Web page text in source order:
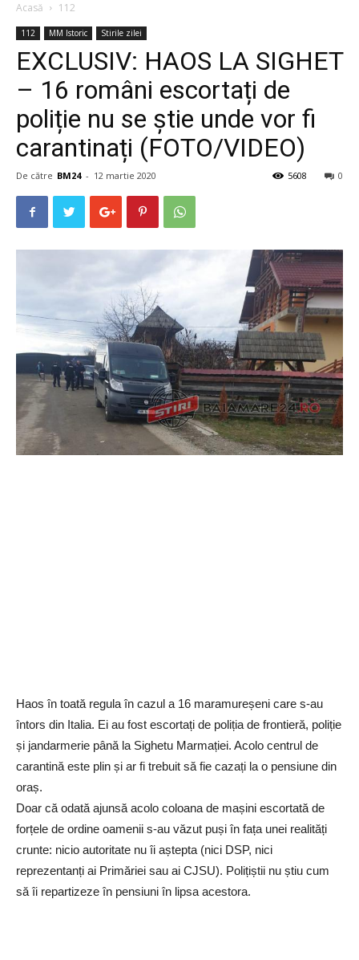
Acasă 112
112 MM Istoric Stirile zilei
EXCLUSIV: HAOS LA SIGHET
– 16 români escortați de
poliție nu se știe unde vor fi
carantinați (FOTO/VIDEO)
De către BM24 - 12 martie 2020 0
5608
Haos în toată regula în cazul a 16 maramureșeni care s-au
întors din Italia. Ei au fost escortați de poliția de frontieră, poliție
și jandarmerie până la Sighetu Marmației. Acolo centrul de
carantină este plin și ar fi trebuit să fie cazați la o pensiune din
oraș.
Doar că odată ajunsă acolo coloana de mașini escortată de
forțele de ordine oamenii s-au văzut puși în fața unei realități
crunte: nicio autoritate nu îi aștepta (nici DSP, nici
reprezentanți ai Primăriei sau ai CJSU). Polițiștii nu știu cum
să îi repartizeze în pensiuni în lipsa acestora.